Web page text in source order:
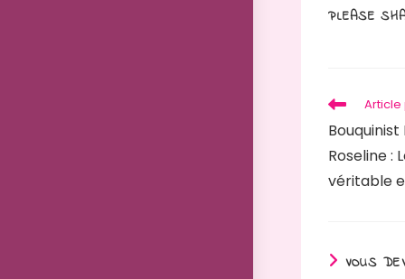
PLEASE
Read
articles
Roseline :
véritable
VOUS